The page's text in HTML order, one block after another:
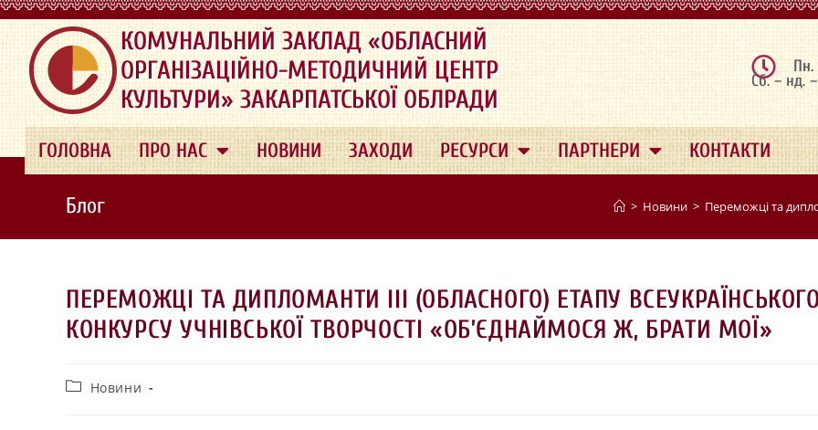
.
КОМУНАЛЬНИЙ ЗАКЛАД «ОБЛАСНИЙ
ОРГАНІЗАЦІЙНО-МЕТОДИЧНИЙ ЦЕНТР
КУЛЬТУРИ» ЗАКАРПАТСЬКОЇ ОБЛРАДИ
Пн.
Сб. – нд. –
ГОЛОВНА ПРО НАС НОВИНИ ЗАХОДИ РЕСУРСИ ПАРТНЕРИ КОНТАКТИ
Блог > Новини > Переможці та
ПЕРЕМОЖЦІ ТА ДИПЛОМАНТИ ІІІ (ОБЛАСНОГО) ЕТАПУ
КОНКУРСУ УЧНІВСЬКОЇ ТВОРЧОСТІ «ОБ’ЄДНАЙМОСЯ Ж, БРАТИ МОЇ»
Новини